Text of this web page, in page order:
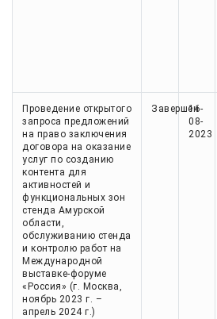
Проведение открытого
запроса предложений
на право заключения
договора на оказание
услуг по созданию
контента для
активностей и
функциональных зон
стенда Амурской
области,
обслуживанию стенда
и контролю работ на
Международной
выставке-форуме
«Россия» (г. Москва,
ноябрь 2023 г. –
апрель 2024 г.)
Завершен
16-
08-
2023